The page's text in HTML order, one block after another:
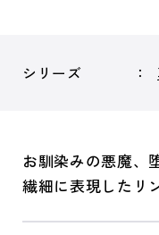
シリーズ
お馴染みの悪魔、
繊細に表現したリ